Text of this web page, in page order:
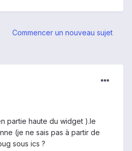
Commencer un nouveau sujet
partie haute du widget ).le
(je ne sais pas à partir de
sous ics ?